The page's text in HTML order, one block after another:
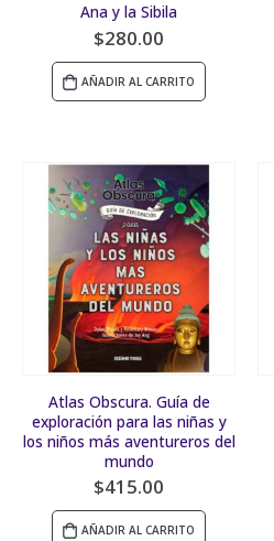
Ana y la Sibila
$280.00
AÑADIR AL CARRITO
Atlas Obscura. Guía de
exploración para las niñas y
los niños más aventureros del
mundo
$415.00
AÑADIR AL CARRITO